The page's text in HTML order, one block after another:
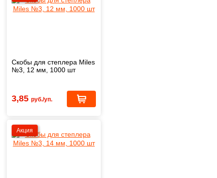
Скобы для степлера Miles
№3, 12 мм, 1000 шт
3,85 руб./уп.
Акция